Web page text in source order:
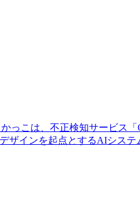
っこは、不正検知サービス
ザインを起点とするAIシス